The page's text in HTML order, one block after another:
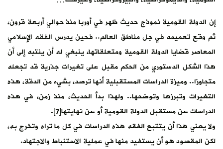
إن الدولة القومية نموذج حديث ظهر في أوربا منذ حوالي أربعة قرون،
ثم وقع تعميمه في جل مناطق العالم.. فحين يدرس الفقه الإسلامي
المعاصر قضايا الدولة القومية ومتعلقاتها، ينبغي له أن ينتبه إلى أن
هذا الشكل الدستوري من الحكم مقبل على تغيرات جذرية قد تجعله
متجاوزا.. وميزة الدراسات المستقبلية أنها ترصد، بشيء من الدقة، هذه
التغيرات وتبرزها وتوضحها.. ولهذا بدأ الحديث، منذ زمن، في هذه
الدراسات عن مستقبل الدولة القومية أو عن نهايتها[7].
ولا يعني هذا أن يتتبع الفقه هذه الدراسات في كل ما تراه وتخرج به،
لكن المقصود هو أن يستفيد منها في عملية الاستنباط والاجتهاد.